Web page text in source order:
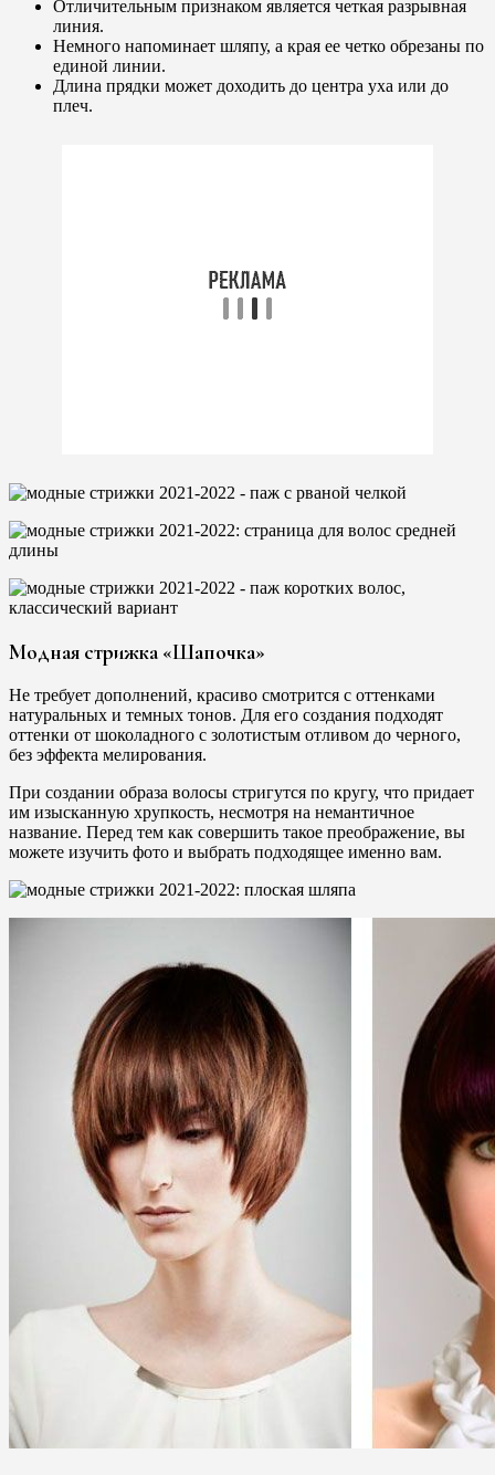
Отличительным признаком является четкая разрывная
линия.
Немного напоминает шляпу, а края ее четко обрезаны по
единой линии.
Длина прядки может доходить до центра уха или до
плеч.
Модная стрижка «Шапочка»
Не требует дополнений, красиво смотрится с оттенками
натуральных и темных тонов. Для его создания подходят
оттенки от шоколадного с золотистым отливом до черного,
без эффекта мелирования.
При создании образа волосы стригутся по кругу, что придает
им изысканную хрупкость, несмотря на немантичное
название. Перед тем как совершить такое преображение, вы
можете изучить фото и выбрать подходящее именно вам.